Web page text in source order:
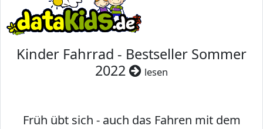
Kinder Fahrrad - Bestseller Sommer
2022
lesen
Früh übt sich - auch das Fahren mit dem